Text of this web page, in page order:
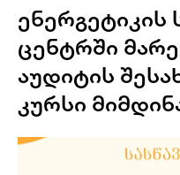
ენერგეტიკის
ცენტრში
აუდიტის
კურსი